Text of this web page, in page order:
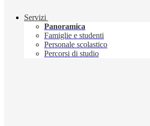
Servizi
Panoramica
Famiglie e studenti
Personale scolastico
Percorsi di studio